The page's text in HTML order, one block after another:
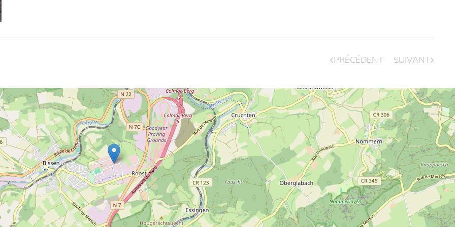
PRÉCÉDENT SUIVANT